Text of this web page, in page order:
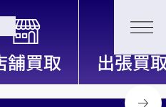
信頼と実績の買取専門店「買取大